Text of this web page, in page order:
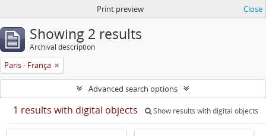
Print preview Close
Showing 2 results
Archival description
Paris - França
Advanced search options
1 results with digital objects Show results with digital objects